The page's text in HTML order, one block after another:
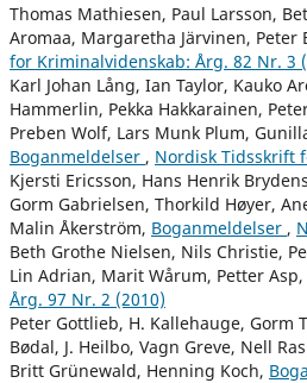
Thomas Mathiesen, Paul Larsson,
Aromaa, Margaretha Järvinen, Peter
for Kriminalvidenskab: Årg. 82 Nr. 3
Karl Johan Lång, Ian Taylor, Kauko
Hammerlin, Pekka Hakkarainen,
Preben Wolf, Lars Munk Plum,
Boganmeldelser , Nordisk Tidsskrift
Kjersti Ericsson, Hans Henrik
Gorm Gabrielsen, Thorkild Høyer,
Malin Åkerström, Boganmeldelser ,
Beth Grothe Nielsen, Nils Christie,
Lin Adrian, Marit Wårum, Petter Asp,
Årg. 97 Nr. 2 (2010)
Peter Gottlieb, H. Kallehauge, Gorm
Bødal, J. Heilbo, Vagn Greve, Nell
Britt Grünewald, Henning Koch,